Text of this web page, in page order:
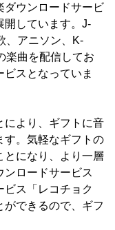
ダウンロードサービ
開しています。J-
、アニソン、K-
楽曲を配信してお
スとなっていま
により、ギフトに音
す。気軽なギフトの
とになり、より一層
ンロードサービス
ビス「レコチョク
ができるので、ギフ